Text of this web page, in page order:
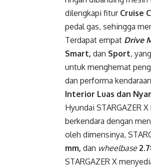
dilengkapi fitur Cruise
pedal gas, sehingga
Terdapat empat Drive
Smart, dan Sport,
untuk menghemat
dan performa
Interior Luas dan
Hyundai STARGAZER
berkendara dengan
oleh dimensinya,
mm, dan wheelbase
STARGAZER X